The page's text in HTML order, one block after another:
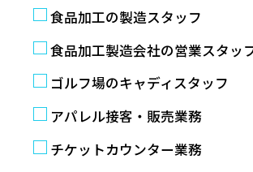
食品加工の製造スタッフ
食品加工製造会社の営業スタッ
ゴルフ場のキャディスタッフ
アパレル接客・販売業務
チケットカウンター業務